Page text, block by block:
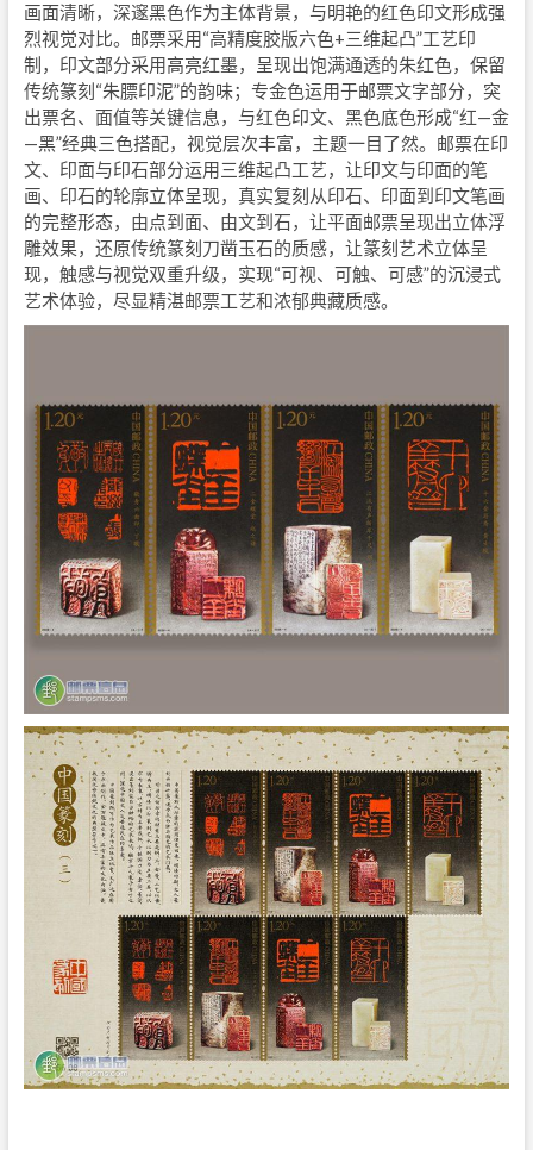
画面清晰，深邃黑色作为主体背景，与明艳的红色印文形成强
烈视觉对比。邮票采用“高精度胶版六色+三维起凸”工艺印
制，印文部分采用高亮红墨，呈现出饱满通透的朱红色，保留
传统篆刻“朱膘印泥”的韵味；专金色运用于邮票文字部分，突
出票名、面值等关键信息，与红色印文、黑色底色形成“红—金
—黑”经典三色搭配，视觉层次丰富，主题一目了然。邮票在印
文、印面与印石部分运用三维起凸工艺，让印文与印面的笔
画、印石的轮廓立体呈现，真实复刻从印石、印面到印文笔画
的完整形态，由点到面、由文到石，让平面邮票呈现出立体浮
雕效果，还原传统篆刻刀凿玉石的质感，让篆刻艺术立体呈
现，触感与视觉双重升级，实现“可视、可触、可感”的沉浸式
艺术体验，尽显精湛邮票工艺和浓郁典藏质感。